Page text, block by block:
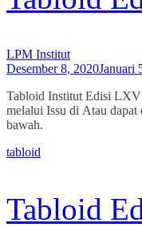
LPM Institut
Desember 8, 2020Januari
Tabloid Institut Edisi LXV
melalui Issu di Atau
bawah.
tabloid
Tabloid